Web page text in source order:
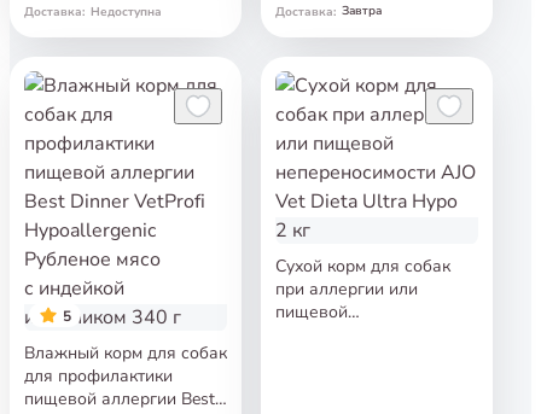
Доставка: Недоступна Доставка: Завтра
5
Влажный корм для собак
для профилактики
пищевой аллергии Best
Сухой корм для собак
при аллергии или
пищевой